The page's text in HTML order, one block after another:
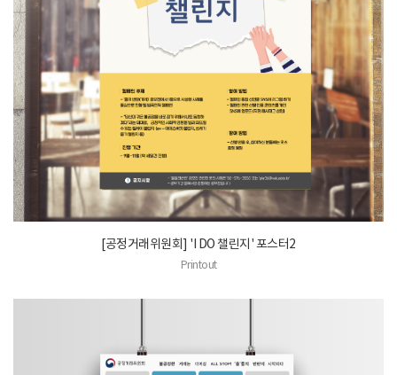
[공정거래위원회] 'I DO 챌린지' 포스터2
Printout